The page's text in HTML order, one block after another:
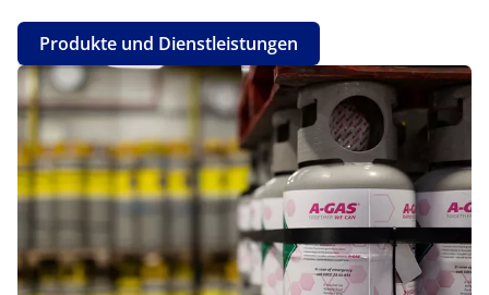
Produkte und Dienstleistungen